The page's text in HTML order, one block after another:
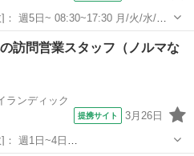
自動車29分／光の森駅...
訪問営業スタッフ（ノルマな
ランディック
提携サイト 3月26日